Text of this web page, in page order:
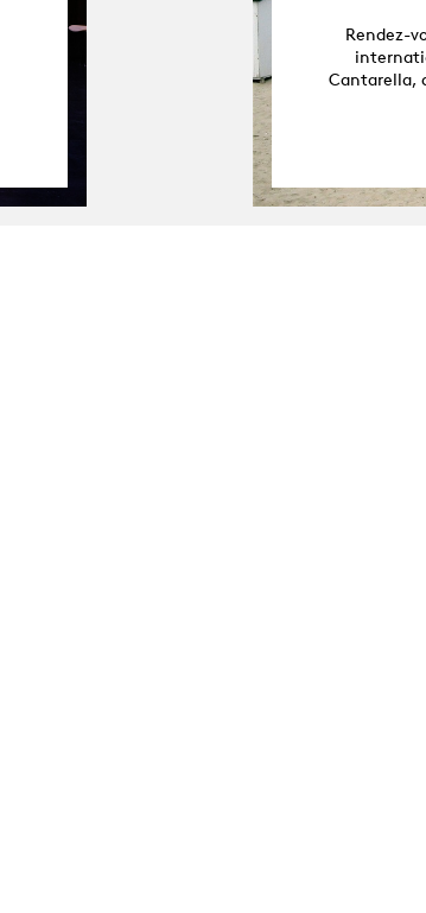
Rendez-
Cantarella,